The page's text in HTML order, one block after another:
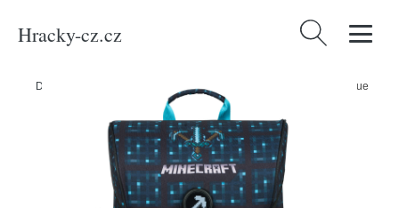
Hracky-cz.cz Vyhledávání
Domů Školní aktovka BAAGL Ergo Minecraft Blue